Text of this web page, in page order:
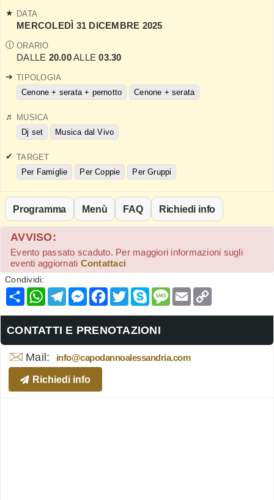
DATA
MERCOLEDÌ 31 DICEMBRE 2025
ORARIO
DALLE 20.00ALLE03.30
TIPOLOGIA
Cenone + serata + pernotto
Cenone + serata
MUSICA
Dj set
Musica dal Vivo
TARGET
Per Famiglie
Per Coppie Per Gruppi
Programma Menù FAQ Richiedi info
AVVISO:
Evento passato scaduto. Per maggiori informazioni sugli
eventi aggiornati Contattaci
Condividi:
Condividi
WhatsApp
Telegram
Messenger
Facebook
TwitterSkypeMessage
Email
CONTATTI E PRENOTAZIONI
Mail: info@capodannoalessandria.com
Richiedi info